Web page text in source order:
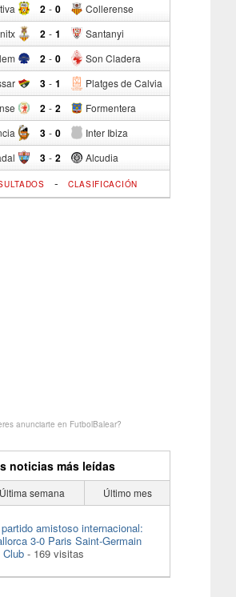
2 - Collerense
0
2 - Santanyi
1
2 - Son Cladera
0
3 - Platges de Calvia
1
2 - Formentera
2
3 - Inter Ibiza
0
3 - Alcudia
2
- CLASIFICACIÓN
anunciarte en FutbolBalear?
noticias más leídas
Última semana Último mes
amistoso internacional:
3-0 Paris Saint-Germain
Club - 169 visitas